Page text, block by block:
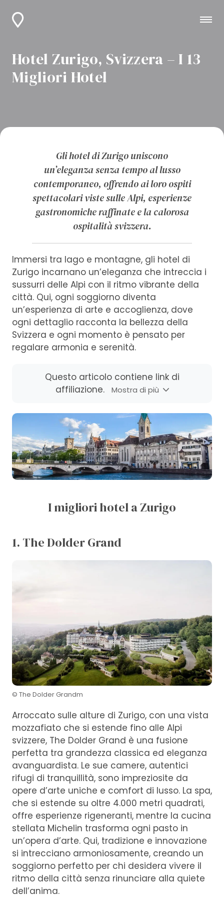
Hotel Zurigo, Svizzera – I 13
Migliori Hotel
Gli hotel di Zurigo uniscono
un’eleganza senza tempo al lusso
contemporaneo, offrendo ai loro ospiti
spettacolari viste sulle Alpi, esperienze
gastronomiche raffinate e la calorosa
ospitalità svizzera.
Immersi tra lago e montagne, gli hotel di
Zurigo incarnano un’eleganza che intreccia i
sussurri delle Alpi con il ritmo vibrante della
città. Qui, ogni soggiorno diventa
un’esperienza di arte e accoglienza, dove
ogni dettaglio racconta la bellezza della
Svizzera e ogni momento è pensato per
regalare armonia e serenità.
Questo articolo contiene link di
affiliazione.
Mostra di più
I migliori hotel a Zurigo
1. The Dolder Grand
© The Dolder Grandm
Arroccato sulle alture di Zurigo, con una vista
mozzafiato che si estende fino alle Alpi
svizzere, The Dolder Grand è una fusione
perfetta tra grandezza classica ed eleganza
avanguardista. Le sue camere, autentici
rifugi di tranquillità, sono impreziosite da
opere d’arte uniche e comfort di lusso. La spa,
che si estende su oltre 4.000 metri quadrati,
offre esperienze rigeneranti, mentre la cucina
stellata Michelin trasforma ogni pasto in
un’opera d’arte. Qui, tradizione e innovazione
si intrecciano armoniosamente, creando un
soggiorno perfetto per chi desidera vivere il
ritmo della città senza rinunciare alla quiete
dell’anima.